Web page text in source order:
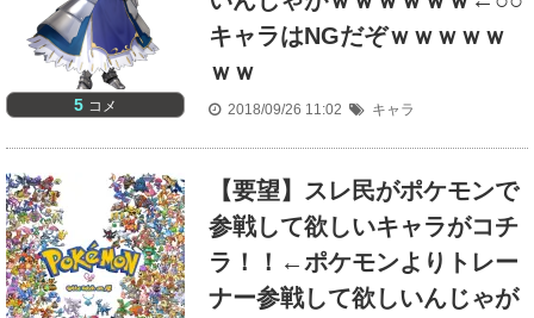
5 コメ
キャラはNGだぞｗｗｗｗｗ
ｗｗ
2018/09/26 11:02 キャラ
【要望】スレ民がポケモンで
参戦して欲しいキャラがコチ
ラ！！←ポケモンよりトレー
ナー参戦して欲しいんじゃが